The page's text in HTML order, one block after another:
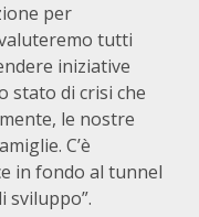
per
tutti
iniziative
stato di crisi che
le nostre
C’è
in fondo al tunnel
sviluppo”.